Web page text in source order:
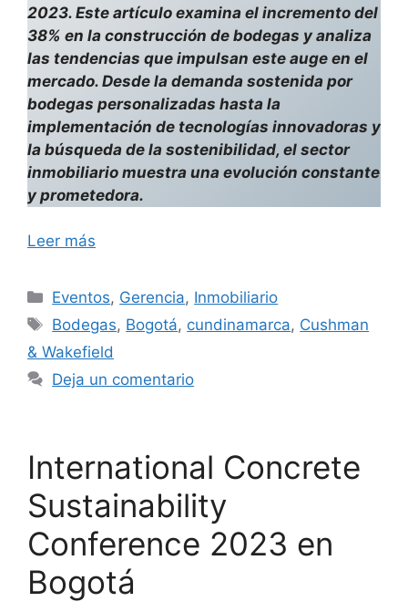
2023. Este artículo examina el incremento del
38% en la construcción de bodegas y analiza
las tendencias que impulsan este auge en el
mercado. Desde la demanda sostenida por
bodegas personalizadas hasta la
implementación de tecnologías innovadoras y
la búsqueda de la sostenibilidad, el sector
inmobiliario muestra una evolución constante
y prometedora.
Leer más
Categorías
Eventos, Gerencia, Inmobiliario
Etiquetas
Bodegas, Bogotá, cundinamarca, Cushman
& Wakefield
Deja un comentario
International Concrete
Sustainability
Conference 2023 en
Bogotá